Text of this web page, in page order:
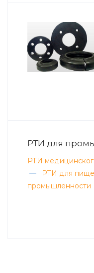
РТИ для
РТИ
—
РТИ для
промышленности